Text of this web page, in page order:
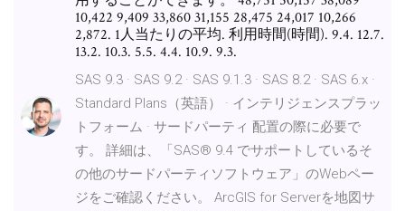
10,422 9,409 33,860 31,155 28,475 24,017 10,266
2,872. 1人当たりの平均. 利用時間(時間). 9.4. 12.7.
13.2. 10.3. 5.5. 4.4. 10.9. 9.3.
SAS 9.3 · SAS 9.2 · SAS 9.1.3 · SAS 8.2 · SAS 6.x ·
Standard Plans（英語） · インテリジェンスプラッ
トフォーム · サードパーティ 配置の際に必要で
す。 詳細は、「SAS® 9.4 でサポートしているそ
の他のサードパーティソフトウェア」のWebペー
ジをご確認ください。 ArcGIS for Serverを地図サ